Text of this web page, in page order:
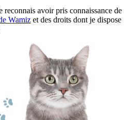
avoir pris connaissance de
Wamiz et des droits dont je dispose